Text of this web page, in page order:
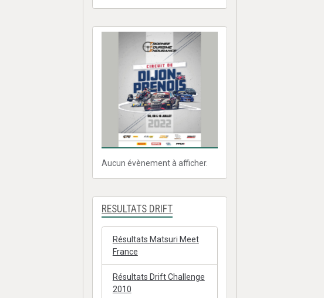
Aucun évènement à afficher.
RESULTATS DRIFT
Résultats Matsuri Meet
France
Résultats Drift Challenge
2010